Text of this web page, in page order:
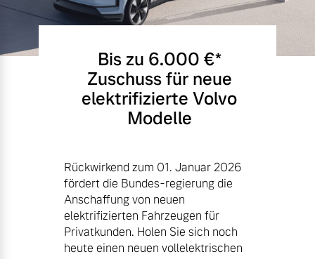
Bis zu 6.000 €⁠*
Zuschuss für neue
elektrifizierte Volvo
Modelle
Rückwirkend zum 01. Januar 2026
fördert die Bundes-regierung die
Anschaffung von neuen
elektrifizierten Fahrzeugen für
Privatkunden. Holen Sie sich noch
heute einen neuen vollelektrischen